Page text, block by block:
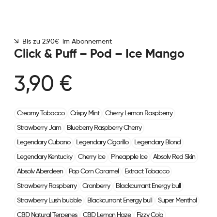
Bis zu 2.90€ im Abonnement
Click & Puff – Pod – Ice Mango
3,90 €
Creamy Tobacco Crispy Mint Cherry Lemon Raspberry
Strawberry Jam Blueberry Raspberry Cherry
Legendary Cubano Legendary Cigarillo Legendary Blond
Legendary Kentucky Cherry Ice Pineapple Ice Absolv Red Skin
Absolv Aberdeen Pop Corn Caramel Extract Tobacco
Strawberry Raspberry Cranberry Blackcurrant Energy bull
Strawberry Lush bubble Blackcurrant Energy bull Super Menthol
CBD Natural Terpenes CBD Lemon Haze Fizzy Cola